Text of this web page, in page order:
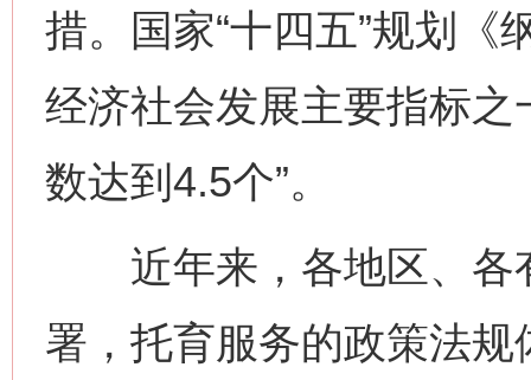
措。国家“十四五”规划《
经济社会发展主要指标之
数达到4.5个”。
近年来，各地区、各
署，托育服务的政策法